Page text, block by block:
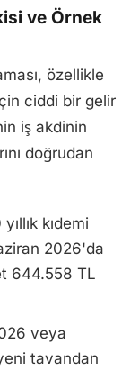
ve Örnek
özellikle
ciddi bir gelir
iş akdinin
doğrudan
kıdemi
2026'da
644.558 TL
veya
tavandan